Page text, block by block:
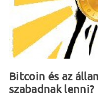
Bitcoin és az
szabadnak lenni?